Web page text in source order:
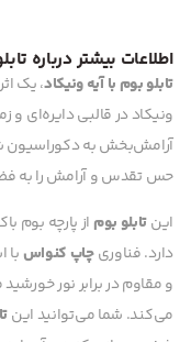
اطلاعات بیشتر درباره
تابلو بوم با آیه ونیکاد، یک
ونیکاد در قالبی دایره‌ای و
آرامش‌بخش به دکوراسیون
حس تقدس و آرامش را به
اینتابلو بوم از پارچه بوم
دارد. فناوریچاپ کنواس با
و مقاوم در برابر نور
می‌کند. شما می‌توانید این